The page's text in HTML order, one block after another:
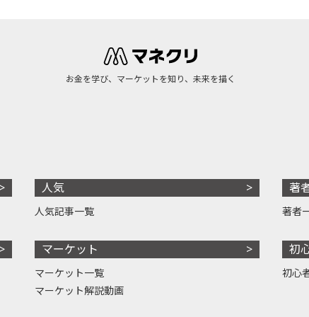
お金を学び、マーケットを知り、未来を描く
人気
人気記事一覧
マーケット
マーケット一覧
マーケット解説動画
著
著者
初
初心